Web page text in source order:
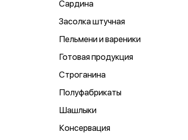
Сардина
Засолка штучная
Пельмени и вареники
Готовая продукция
Строганина
Полуфабрикаты
Шашлыки
Консервация